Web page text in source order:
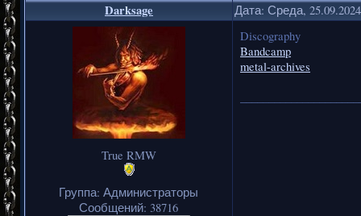
Darksage Дата: Среда,
True RMW
Группа: Администраторы
Сообщений: 38716
Discography
Bandcamp
metal-archives